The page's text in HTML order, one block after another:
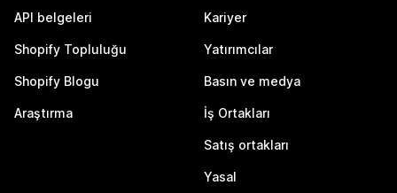
API belgeleri
Shopify Topluluğu
Shopify Blogu
Araştırma
Kariyer
Yatırımcılar
Basın ve medya
İş Ortakları
Satış ortakları
Yasal